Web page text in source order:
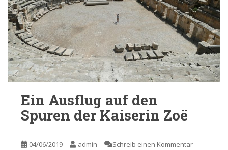
Ein Ausflug auf den
Spuren der Kaiserin Zoë
04/06/2019 admin Schreib einen Kommentar